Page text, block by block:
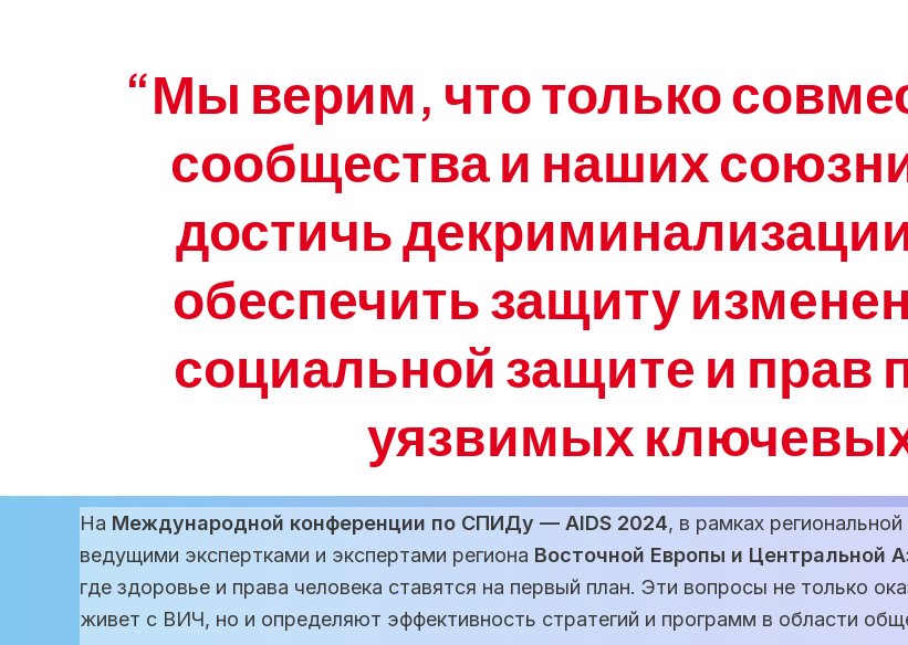
“Мы верим, что только
сообщества и наших
достичь
обеспечить защиту
социальной защите и прав
уязвимых
На Международной конференции по СПИДу — AIDS 2024, в рамках
ведущими экспертками и экспертами региона Восточной Европы и Центральной
где здоровье и права человека ставятся на первый план. Эти вопросы не только
живет с ВИЧ, но и определяют эффективность стратегий и программ в области